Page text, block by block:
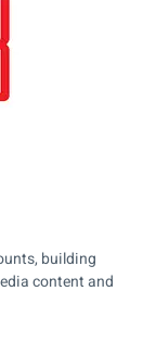
building
content and